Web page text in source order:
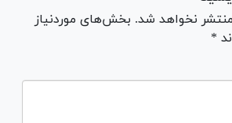
نخواهد شد. بخش‌های موردنیاز
*